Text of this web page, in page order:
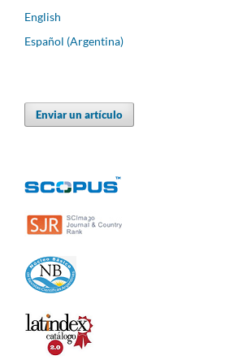
English
Español (Argentina)
Enviar un artículo